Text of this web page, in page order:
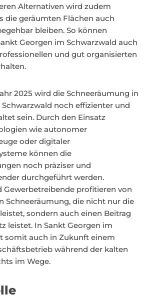
Alternativen wird zudem
die geräumten Flächen auch
bleiben. So können
Georgen im Schwarzwald auch
und gut organisierten
2025 wird die Schneeräumung in
noch effizienter und
sein. Durch den Einsatz
wie autonomer
oder digitaler
können die
noch präziser und
durchgeführt werden.
Gewerbetreibende profitieren von
Schneeräumung, die nicht nur die
sondern auch einen Beitrag
leistet. In Sankt Georgen im
somit auch in Zukunft einem
während der kalten
im Wege.